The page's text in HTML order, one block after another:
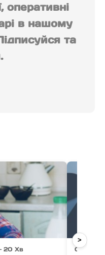
оперативні
в нашому
та
20 Хв 07
>